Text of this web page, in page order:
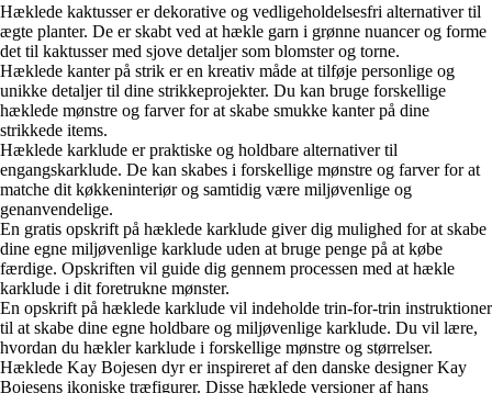
Hæklede kaktusser er dekorative og vedligeholdelsesfri alternativer til
ægte planter. De er skabt ved at hækle garn i grønne nuancer og forme
det til kaktusser med sjove detaljer som blomster og torne.
Hæklede kanter på strik er en kreativ måde at tilføje personlige og
unikke detaljer til dine strikkeprojekter. Du kan bruge forskellige
hæklede mønstre og farver for at skabe smukke kanter på dine
strikkede items.
Hæklede karklude er praktiske og holdbare alternativer til
engangskarklude. De kan skabes i forskellige mønstre og farver for at
matche dit køkkeninteriør og samtidig være miljøvenlige og
genanvendelige.
En gratis opskrift på hæklede karklude giver dig mulighed for at skabe
dine egne miljøvenlige karklude uden at bruge penge på at købe
færdige. Opskriften vil guide dig gennem processen med at hækle
karklude i dit foretrukne mønster.
En opskrift på hæklede karklude vil indeholde trin-for-trin instruktioner
til at skabe dine egne holdbare og miljøvenlige karklude. Du vil lære,
hvordan du hækler karklude i forskellige mønstre og størrelser.
Hæklede Kay Bojesen dyr er inspireret af den danske designer Kay
Bojesens ikoniske træfigurer. Disse hæklede versioner af hans